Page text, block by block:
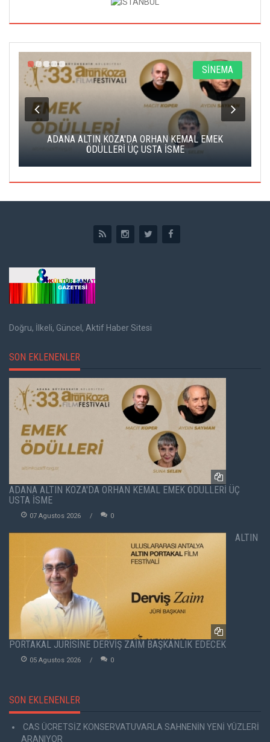
SİNEMA
ADANA ALTIN KOZA'DA ORHAN KEMAL EMEK
ÖDÜLLERİ ÜÇ USTA İSME
Doğru, İlkeli, Güncel, Aktif Haber Sitesi
SON EKLENENLER
ADANA ALTIN KOZA'DA ORHAN KEMAL EMEK ÖDÜLLERİ ÜÇ
USTA İSME
07 Agustos 2026 0
ALTIN
PORTAKAL JÜRİSİNE DERVİŞ ZAİM BAŞKANLIK EDECEK
05 Agustos 2026 0
SON EKLENENLER
CAS ÜCRETSİZ KONSERVATUVARLA SAHNENİN YENİ YÜZLERİ
ARANIYOR